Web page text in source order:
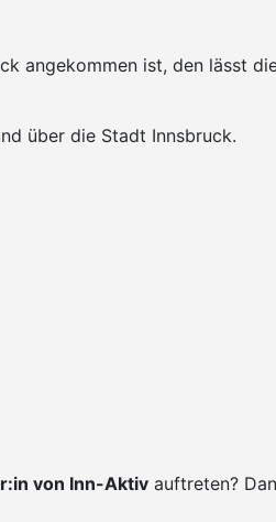
angekommen ist, den lässt
über die Stadt Innsbruck.
von Inn-Aktiv auftreten?